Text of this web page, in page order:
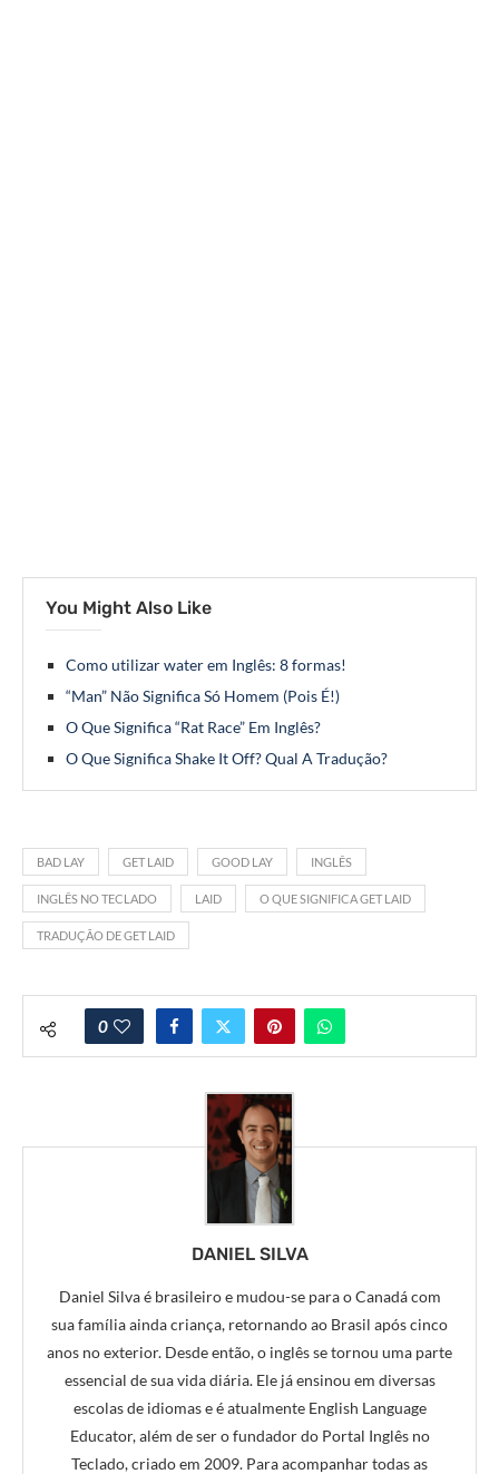
You Might Also Like
Como utilizar water em Inglês: 8 formas!
“Man” Não Significa Só Homem (Pois É!)
O Que Significa “Rat Race” Em Inglês?
O Que Significa Shake It Off? Qual A Tradução?
BAD LAY GET LAID GOOD LAY INGLÊS
INGLÊS NO TECLADO LAID O QUE SIGNIFICA GET LAID
TRADUÇÃO DE GET LAID
0
DANIEL SILVA
Daniel Silva é brasileiro e mudou-se para o Canadá com
sua família ainda criança, retornando ao Brasil após cinco
anos no exterior. Desde então, o inglês se tornou uma parte
essencial de sua vida diária. Ele já ensinou em diversas
escolas de idiomas e é atualmente English Language
Educator, além de ser o fundador do Portal Inglês no
Teclado, criado em 2009. Para acompanhar todas as